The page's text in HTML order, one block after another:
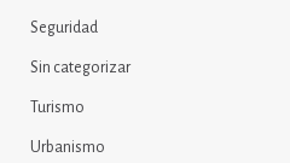
Seguridad
Sin categorizar
Turismo
Urbanismo